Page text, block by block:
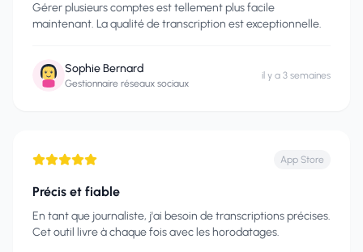
Gérer plusieurs comptes est tellement plus facile
maintenant. La qualité de transcription est exceptionnelle.
Sophie Bernard
Gestionnaire réseaux sociaux
il y a 3 semaines
App Store
Précis et fiable
En tant que journaliste, j'ai besoin de transcriptions précises.
Cet outil livre à chaque fois avec les horodatages.